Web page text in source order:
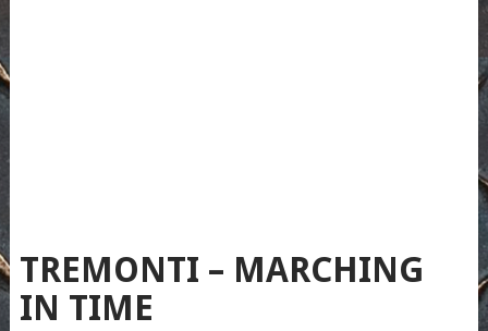
TREMONTI – MARCHING
IN TIME